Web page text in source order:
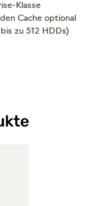
Klasse
Cache optional
zu 512 HDDs)